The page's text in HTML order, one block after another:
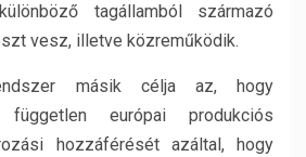
tagállamból származó
vesz, illetve közreműködik.
másik célja az, hogy
európai produkciós
hozzáférését azáltal, hogy